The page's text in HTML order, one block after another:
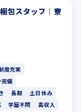
包スタッフ｜寮
度充実
完備
長期
土日休み
学歴不問
高収入